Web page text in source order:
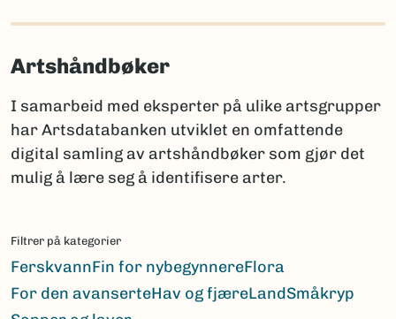
Artshåndbøker
I samarbeid med eksperter på ulike artsgrupper
har Artsdatabanken utviklet en omfattende
digital samling av artshåndbøker som gjør det
mulig å lære seg å identifisere arter.
Filtrer på kategorier
FerskvannFin for nybegynnereFlora
For den avanserteHav og fjæreLandSmåkryp